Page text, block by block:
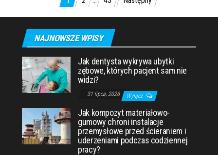
NAJNOWSZE WPISY
Jak dentysta wykrywa ubytki
zębowe, których pacjent sam nie
widzi?
31 lipca, 2026 Wyłącz
Jak kompozyt materiałowo-
gumowy chroni instalacje
przemysłowe przed ścieraniem i
uderzeniami podczas codziennej
pracy?